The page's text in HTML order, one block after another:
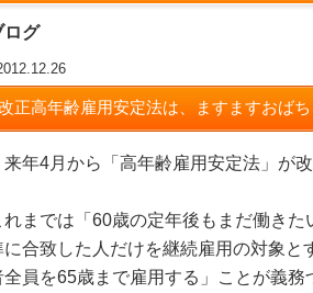
ログ
正高年齢雇用安定法は、ますますおばち
年4月から「高年齢雇用安定法」が改
れまでは「60歳の定年後もまだ働き
に合致した人だけを継続雇用の対象
全員を65歳まで雇用する」ことが義務